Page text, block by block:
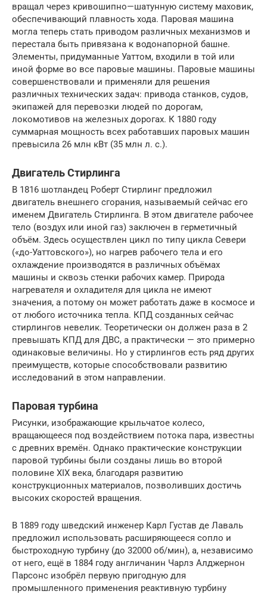
вращал через кривошипно—шатунную систему маховик,
обеспечивающий плавность хода. Паровая машина
могла теперь стать приводом различных механизмов и
перестала быть привязана к водонапорной башне.
Элементы, придуманные Уаттом, входили в той или
иной форме во все паровые машины. Паровые машины
совершенствовали и применяли для решения
различных технических задач: привода станков, судов,
экипажей для перевозки людей по дорогам,
локомотивов на железных дорогах. К 1880 году
суммарная мощность всех работавших паровых машин
превысила 26 млн кВт (35 млн л. с.).
Двигатель Стирлинга
В 1816 шотландец Роберт Стирлинг предложил
двигатель внешнего сгорания, называемый сейчас его
именем Двигатель Стирлинга. В этом двигателе рабочее
тело (воздух или иной газ) заключен в герметичный
объём. Здесь осуществлен цикл по типу цикла Севери
(«до-Уаттовского»), но нагрев рабочего тела и его
охлаждение производятся в различных объёмах
машины и сквозь стенки рабочих камер. Природа
нагревателя и охладителя для цикла не имеют
значения, а потому он может работать даже в космосе и
от любого источника тепла. КПД созданных сейчас
стирлингов невелик. Теоретически он должен раза в 2
превышать КПД для ДВС, а практически — это примерно
одинаковые величины. Но у стирлингов есть ряд других
преимуществ, которые способствовали развитию
исследований в этом направлении.
Паровая турбина
Рисунки, изображающие крыльчатое колесо,
вращающееся под воздействием потока пара, известны
с древних времён. Однако практические конструкции
паровой турбины были созданы лишь во второй
половине XIX века, благодаря развитию
конструкционных материалов, позволивших достичь
высоких скоростей вращения.
В 1889 году шведский инженер Карл Густав де Лаваль
предложил использовать расширяющееся сопло и
быстроходную турбину (до 32000 об/мин), а, независимо
от него, ещё в 1884 году англичанин Чарлз Алджернон
Парсонс изобрёл первую пригодную для
промышленного применения реактивную турбину